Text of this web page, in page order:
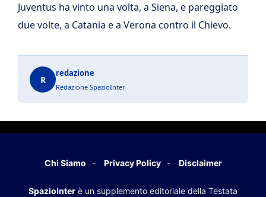
Juventus ha vinto una volta, a Siena, e pareggiato
due volte, a Catania e a Verona contro il Chievo.
R
redazione
Redazione SpazioInter
Chi Siamo Privacy Policy Disclaimer
SpazioInter è un supplemento editoriale della Testata